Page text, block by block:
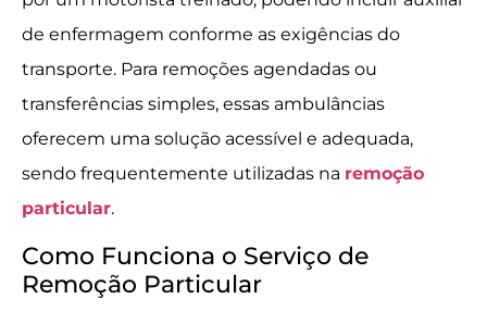
de enfermagem conforme as exigências do
transporte. Para remoções agendadas ou
transferências simples, essas ambulâncias
oferecem uma solução acessível e adequada,
sendo frequentemente utilizadas na remoção
particular.
Como Funciona o Serviço de
Remoção Particular